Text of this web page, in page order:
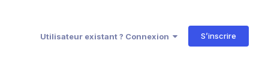
Utilisateur existant ? Connexion S’inscrire